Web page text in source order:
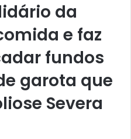
da
e faz
fundos
garota que
Severa